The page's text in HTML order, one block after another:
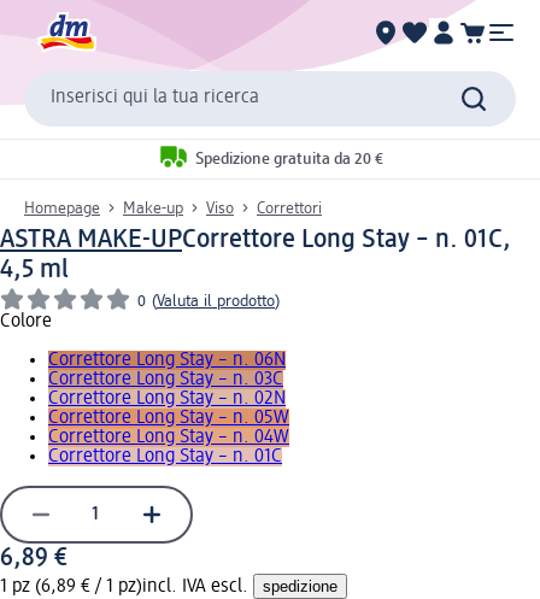
Inserisci qui la tua ricerca
Spedizione gratuita da 20 €
Homepage Make-up Viso Correttori
ASTRA MAKE-UPCorrettore Long Stay – n. 01C,
4,5 ml
0 (Valuta il prodotto)
Colore
Correttore Long Stay – n. 06N
Correttore Long Stay – n. 03C
Correttore Long Stay – n. 02N
Correttore Long Stay – n. 05W
Correttore Long Stay – n. 04W
Correttore Long Stay – n. 01C
6,89 €
1 pz (6,89 € / 1 pz)incl. IVA escl. spedizione